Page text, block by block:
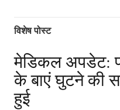
विशेष पोस्ट
मेडिकल अपडेट:
के बाएं घुटने की
हुई